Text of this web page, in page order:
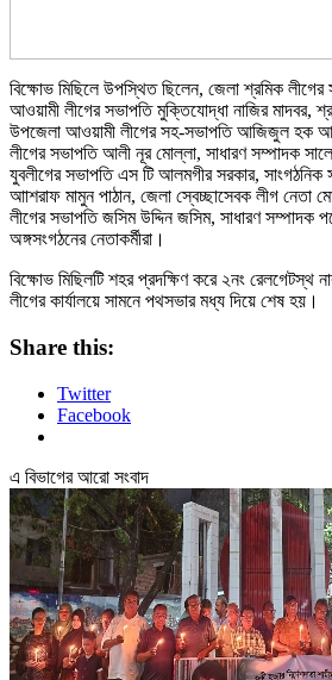
বিক্ষোভ মিছিলে উপস্থিত ছিলেন, জেলা শ্রমিক লীগের
আওয়ামী লীগের সভাপতি মুক্তিযোদ্ধা নাজির মাদবর,
উপজেলা আওয়ামী লীগের সহ-সভাপতি আজিজুল হক
লীগের সভাপতি আলী নূর মোল্লা, সাধারণ সম্পাদক
যুবলীগের সভাপতি এস টি আলমগীর সরকার, সাংগঠনিক
আাশরাফ মামুন পাঠান, জেলা স্বেচ্ছাসেবক লীগ নেতা
লীগের সভাপতি জসিম উদ্দিন জসিম, সাধারণ সম্পাদক
অঙ্গসংগঠনের নেতাকর্মীরা।
বিক্ষোভ মিছিলটি শহর প্রদক্ষিণ করে ২নং রেলগেটস্থ
লীগের কার্যালয়ে সামনে পথসভার মধ্য দিয়ে শেষ হয়।
Share this:
Twitter
Facebook
এ বিভাগের আরো সংবাদ